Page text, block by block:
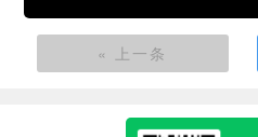
« 上一条